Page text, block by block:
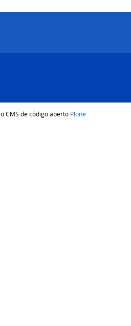
CMS de código aberto Plone